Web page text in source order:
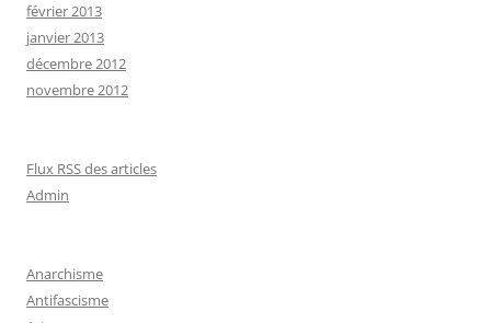
février 2013
janvier 2013
décembre 2012
novembre 2012
Flux RSS des articles
Admin
Anarchisme
Antifascisme